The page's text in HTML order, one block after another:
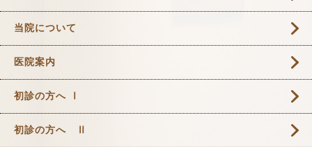
当院について
医院案内
初診の方へ Ⅰ
初診の方へ Ⅱ